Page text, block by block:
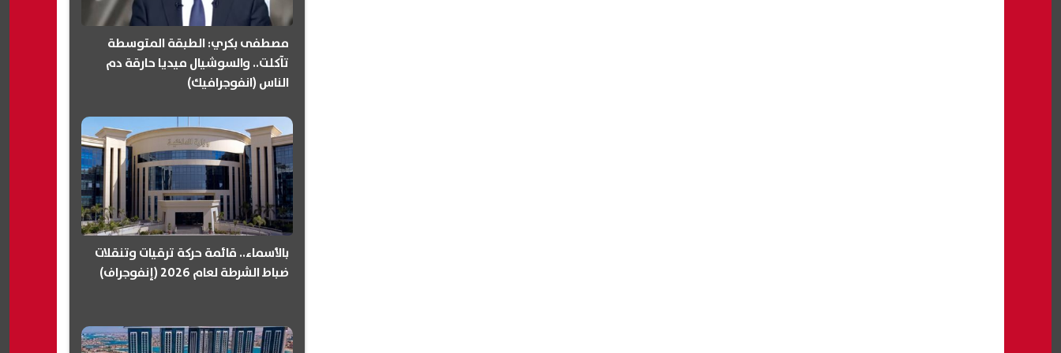
مصطفى بكري: الطبقة المتوسطة
تآكلت.. والسوشيال ميديا حارقة دم
الناس (انفوجرافيك)
بالأسماء.. قائمة حركة ترقيات وتنقلات
ضباط الشرطة لعام 2026 (إنفوجراف)